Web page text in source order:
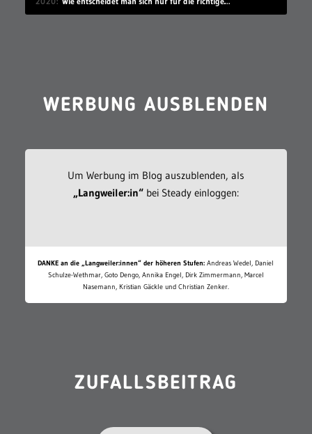
WERBUNG AUSBLENDEN
Um Werbung im Blog auszublenden, als
„Langweiler:in“bei Steady einloggen:
DANKE an die „Langweiler:innen“ der höheren Stufen: Andreas Wedel, Daniel
Schulze-Wethmar, Goto Dengo, Annika Engel, Dirk Zimmermann, Marcel
Nasemann, Kristian Gäckle und Christian Zenker.
ZUFALLSBEITRAG